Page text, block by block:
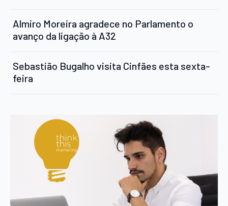
Almiro Moreira agradece no Parlamento o
avanço da ligação à A32
Sebastião Bugalho visita Cinfães esta sexta-
feira